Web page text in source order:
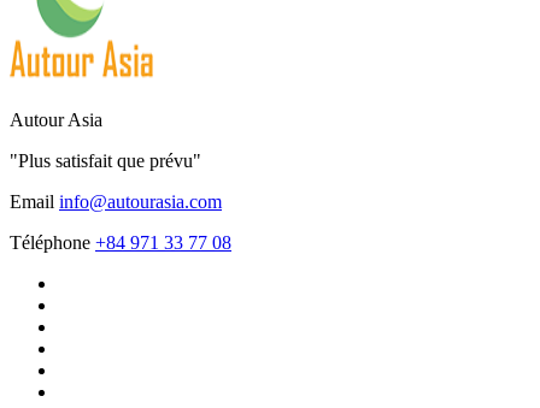
Autour Asia
"Plus satisfait que prévu"
Email info@autourasia.com
Téléphone +84 971 33 77 08